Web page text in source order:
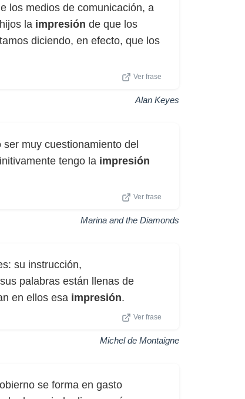
los medios de comunicación, a
la impresión de que los
diciendo, en efecto, que los
Ver frase
Alan Keyes
muy cuestionamiento del
tengo la impresión
Ver frase
Marina and the Diamonds
su instrucción,
palabras están llenas de
en ellos esa impresión.
Ver frase
Michel de Montaigne
se forma en gasto